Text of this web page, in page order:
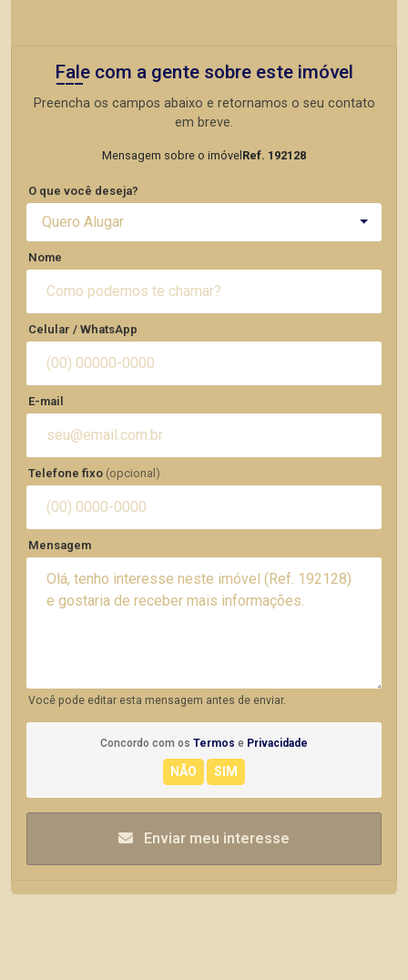
Fale com a gente sobre este imóvel
Preencha os campos abaixo e retornamos o seu contato
em breve.
Mensagem sobre o imóvel Ref. 192128
O que você deseja?
Quero Alugar
Nome
Celular / WhatsApp
E-mail
Telefone fixo (opcional)
Mensagem
Você pode editar esta mensagem antes de enviar.
Concordo com os Termos e Privacidade
Enviar meu interesse